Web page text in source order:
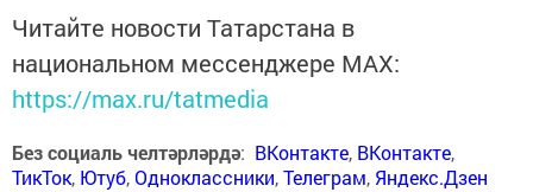
Читайте новости Татарстана в
национальном мессенджере MАХ:
https://max.ru/tatmedia
Без социаль челтәрләрдә: ВКонтакте, ВКонтакте,
ТикТок, Ютуб,Одноклассники,Телеграм, Яндекс.Дзен